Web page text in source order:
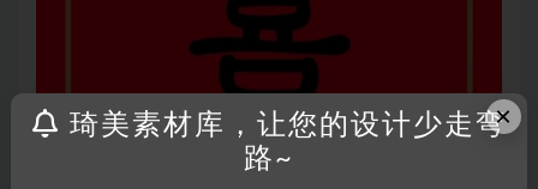
×
琦美素材库，让您的设计少走弯
路~